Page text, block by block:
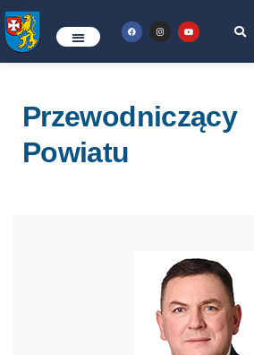
Powiatu